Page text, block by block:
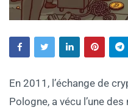
En 2011, l’échange de
Pologne, a vécu l’une